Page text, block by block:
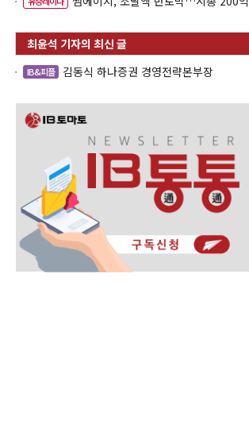
IB&피플 김동식 하나증권 경영전략본부장